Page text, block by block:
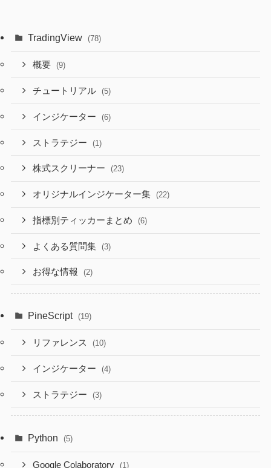
TradingView (78)
概要 (9)
チュートリアル (5)
インジケーター (6)
ストラテジー (1)
株式スクリーナー (23)
オリジナルインジケーター集 (22)
指標別ティッカーまとめ (6)
よくある質問集 (3)
お得な情報 (2)
PineScript (19)
リファレンス (10)
インジケーター (4)
ストラテジー (3)
Python (5)
Google Colaboratory (1)